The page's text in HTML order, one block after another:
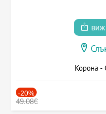
Корона -
-20%
49.08€